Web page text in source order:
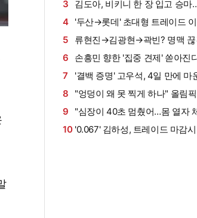
있어 든든하다…"아빠 기분 좋아할
고파"
3
김도아, 비키니 한 장 입고 승마
에 팬들 혼절
4
'두산→롯데' 초대형 트레이드
군 또 내려갔다…삼성 외야수 이진
말소
5
류현진→김광현→곽빈? 명맥 끊
포스팅 이어갈까…"아직 많이 부족
의향, 커터 장착 관건"
6
손흥민 향한 '집중 견제' 쏟아진
SON 막으려고 수단·방법 안 가릴
도 거친 플레이 '경계'
7
'결백 증명' 고우석, 4일 만에 마
→153km 쾅! 2이닝 'KK' 퍼펙트 피
졌던 'ML 컴백의 꿈' 살아난다
8
"엉덩이 왜 못 찍게 하나" 올림
의 이어…'세계선수권 銀' 동료도 작
름다운 몸 보려고 女 스포츠 보는
9
"심장이 40초 멈췄어…몸 열자
나와"→'맨유 출신' 英 방송인, 암
10 '0.067' 김하성, 트레이드 마감